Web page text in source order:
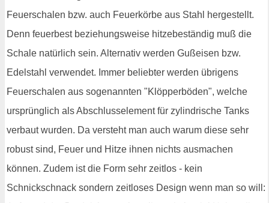
Feuerschalen bzw. auch Feuerkörbe aus Stahl hergestellt.
Denn feuerbest beziehungsweise hitzebeständig muß die
Schale natürlich sein. Alternativ werden Gußeisen bzw.
Edelstahl verwendet. Immer beliebter werden übrigens
Feuerschalen aus sogenannten "Klöpperböden", welche
ursprünglich als Abschlusselement für zylindrische Tanks
verbaut wurden. Da versteht man auch warum diese sehr
robust sind, Feuer und Hitze ihnen nichts ausmachen
können. Zudem ist die Form sehr zeitlos - kein
Schnickschnack sondern zeitloses Design wenn man so will: